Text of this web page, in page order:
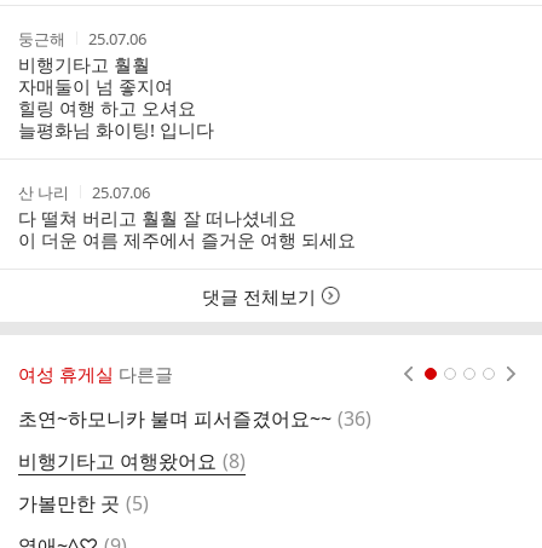
작
성
자
둥근해
작
성
시
간
25.07.06
비행기타고 훨훨
자매둘이 넘 좋지여
힐링 여행 하고 오셔요
늘평화님 화이팅! 입니다
작
성
자
산 나리
작
성
시
간
25.07.06
다 떨쳐 버리고 훨훨 잘 떠나셨네요
이 더운 여름 제주에서 즐거운 여행 되세요
댓글 전체보기
여성 휴게실 다른글
초연~하모니카 불며 피서즐겼어요~~ 댓
(36)
비행기타고 여행왔어요 댓
글
(8)
가볼만한 곳 댓
(5)